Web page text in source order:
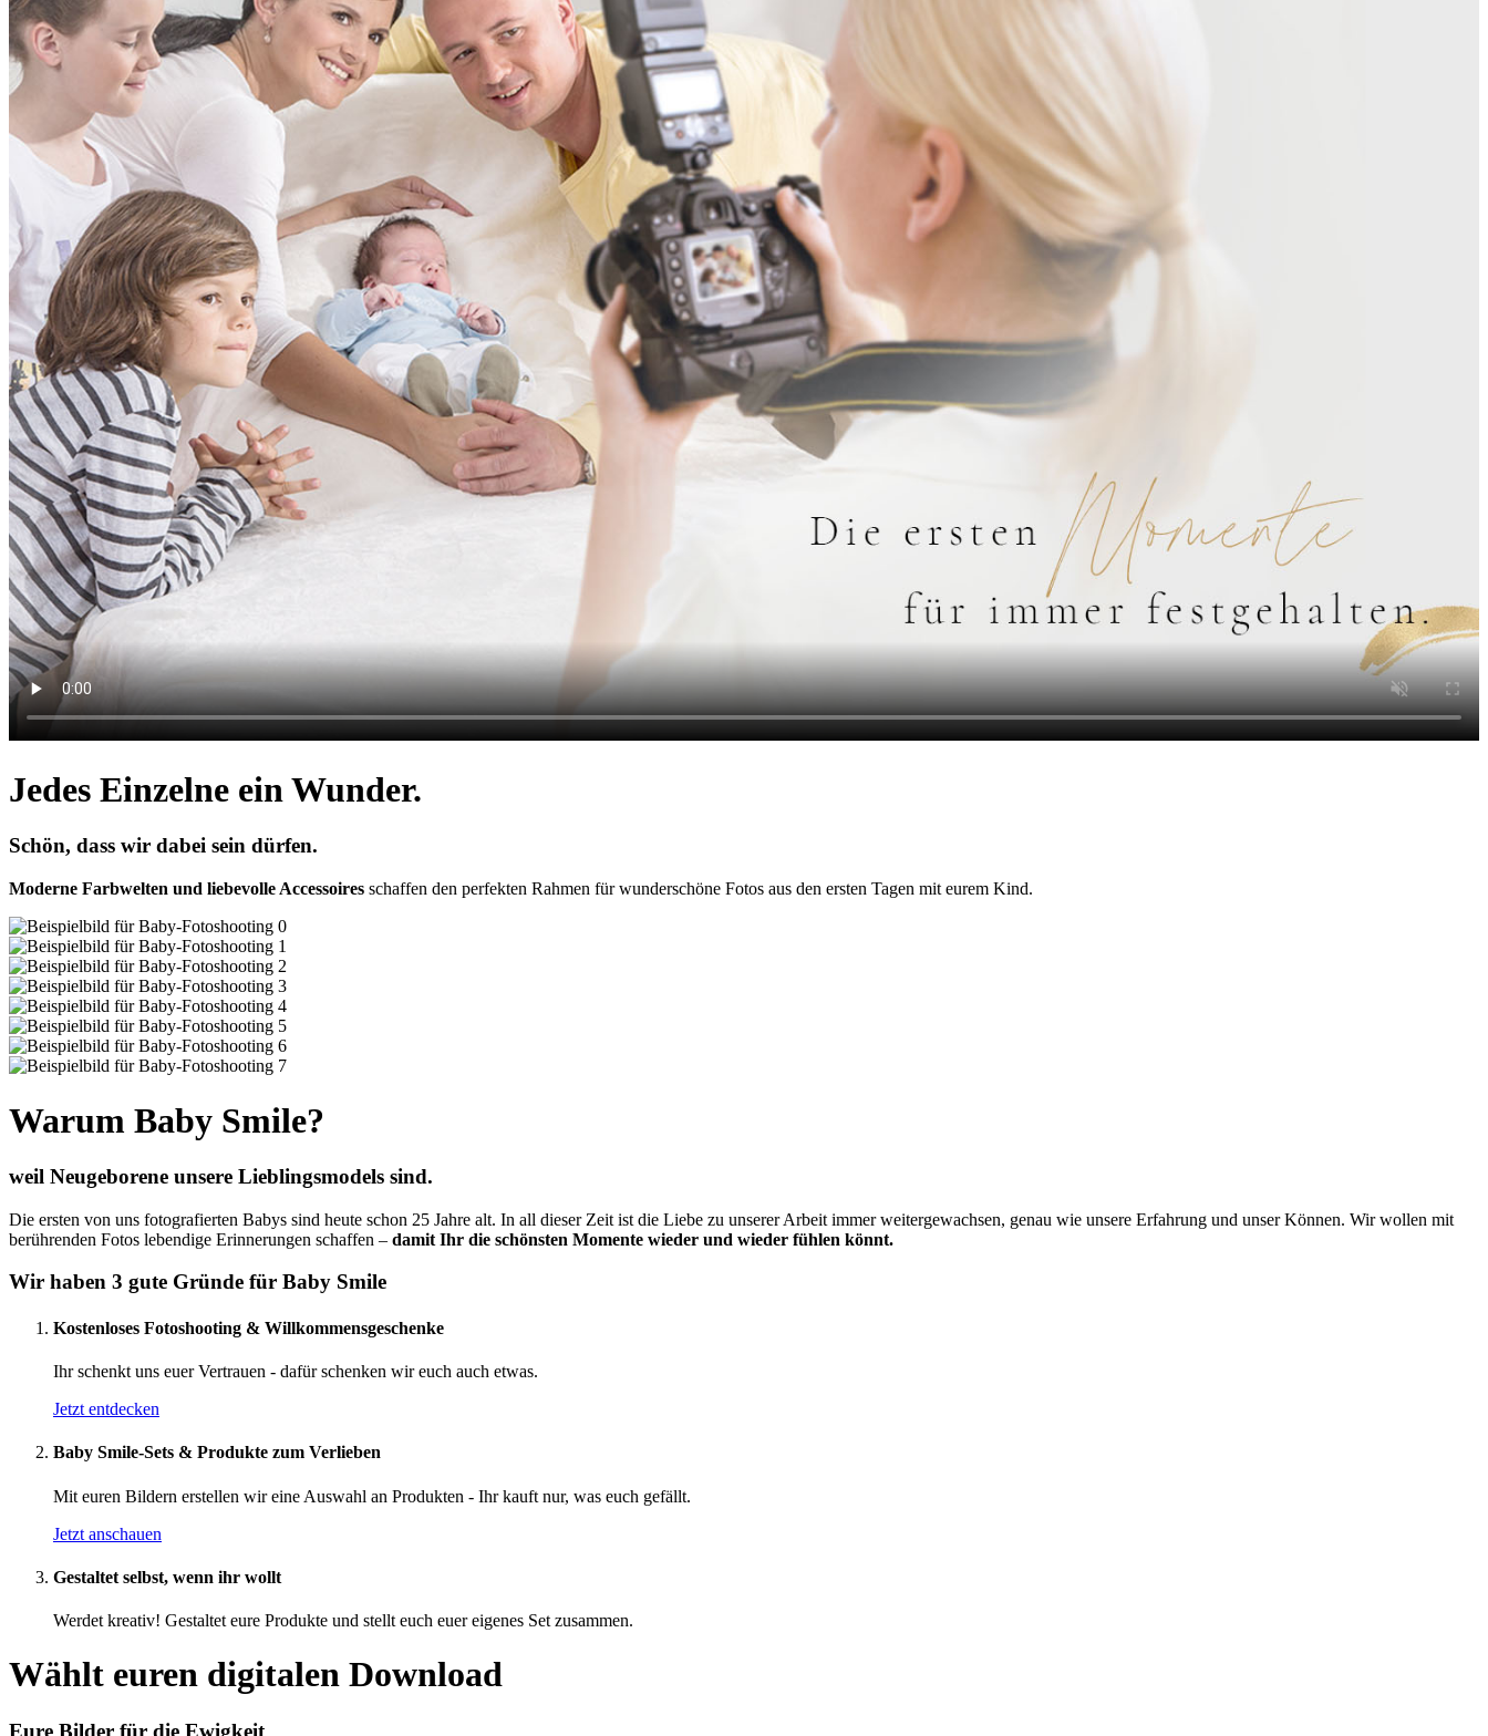
Jedes Einzelne ein Wunder.
Schön, dass wir dabei sein dürfen.
Moderne Farbwelten und liebevolle Accessoires schaffen den perfekten Rahmen für wunderschöne Fotos aus den ersten Tagen mit eurem Kind.
Warum Baby Smile?
weil Neugeborene unsere Lieblingsmodels sind.
Die ersten von uns fotografierten Babys sind heute schon 25 Jahre alt. In all dieser Zeit ist die Liebe zu unserer Arbeit immer weitergewachsen, genau wie unsere Erfahrung und unser Können. Wir wollen mit
berührenden Fotos lebendige Erinnerungen schaffen – damit Ihr die schönsten Momente wieder und wieder fühlen könnt.
Wir haben 3 gute Gründe für Baby Smile
Kostenloses Fotoshooting & Willkommens­geschenke
Ihr schenkt uns euer Vertrauen - dafür schenken wir euch auch etwas.
Jetzt entdecken
Baby Smile-Sets & Produkte zum Verlieben
Mit euren Bildern erstellen wir eine Auswahl an Produkten - Ihr kauft nur, was euch gefällt.
Jetzt anschauen
Gestaltet selbst, wenn ihr wollt
Werdet kreativ! Gestaltet eure Produkte und stellt euch euer eigenes Set zusammen.
Wählt euren digitalen Download
Eure Bilder für die Ewigkeit